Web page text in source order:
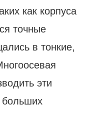
как корпуса
точные
в тонкие,
эти
больших